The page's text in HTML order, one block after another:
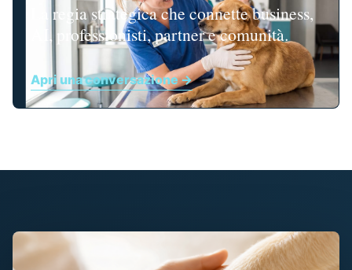
La regia strategica che connette business,
AI, professionisti, partner e comunità.
Apri una conversazione →